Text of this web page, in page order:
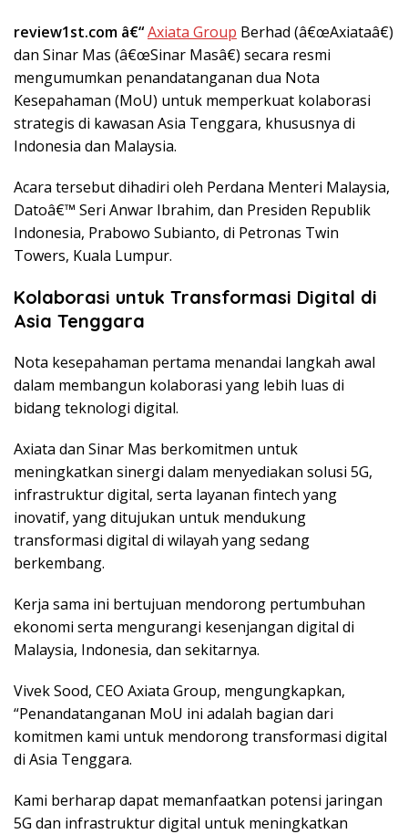
review1st.com â€“Axiata Group Berhad (â€œAxiataâ€)
dan Sinar Mas (â€œSinar Masâ€) secara resmi
mengumumkan penandatanganan dua Nota
Kesepahaman (MoU) untuk memperkuat kolaborasi
strategis di kawasan Asia Tenggara, khususnya di
Indonesia dan Malaysia.
Acara tersebut dihadiri oleh Perdana Menteri Malaysia,
Datoâ€™ Seri Anwar Ibrahim, dan Presiden Republik
Indonesia, Prabowo Subianto, di Petronas Twin
Towers, Kuala Lumpur.
Kolaborasi untuk Transformasi Digital di
Asia Tenggara
Nota kesepahaman pertama menandai langkah awal
dalam membangun kolaborasi yang lebih luas di
bidang teknologi digital.
Axiata dan Sinar Mas berkomitmen untuk
meningkatkan sinergi dalam menyediakan solusi 5G,
infrastruktur digital, serta layanan fintech yang
inovatif, yang ditujukan untuk mendukung
transformasi digital di wilayah yang sedang
berkembang.
Kerja sama ini bertujuan mendorong pertumbuhan
ekonomi serta mengurangi kesenjangan digital di
Malaysia, Indonesia, dan sekitarnya.
Vivek Sood, CEO Axiata Group, mengungkapkan,
“Penandatanganan MoU ini adalah bagian dari
komitmen kami untuk mendorong transformasi digital
di Asia Tenggara.
Kami berharap dapat memanfaatkan potensi jaringan
5G dan infrastruktur digital untuk meningkatkan